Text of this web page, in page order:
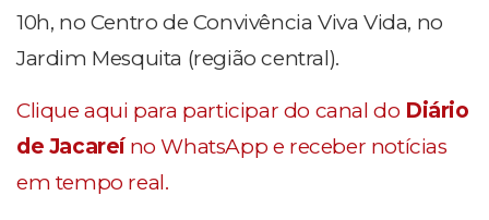
10h, no Centro de Convivência Viva Vida, no
Jardim Mesquita (região central).
Clique aqui para participar do canal do Diário
de Jacareíno WhatsApp e receber notícias
em tempo real.